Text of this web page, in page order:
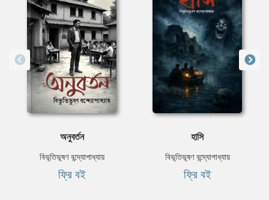
অনুবর্তন
বিভূতিভূষণ বন্দ্যোপাধ্যায়
ফ্রি বই
হাসি
বিভূতিভূষণ বন্দ্যোপাধ্যায়
ফ্রি বই